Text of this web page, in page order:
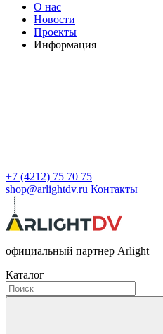
О нас
Новости
Проекты
Информация
+7 (4212) 75 70 75
shop@arlightdv.ru Контакты
официальный партнер Arlight
Каталог